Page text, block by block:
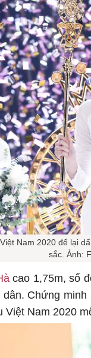
Nam 2020 để lại
sắc. Ảnh:
cao 1,75m, số
dân. Chứng
Việt Nam 2020